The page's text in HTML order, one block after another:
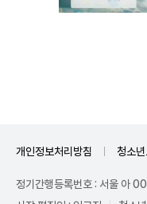
개인정보처리방침 청소
정기간행등록번호 : 서울 아